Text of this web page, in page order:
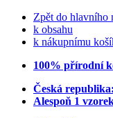
Zpět do hlavního
k obsahu
k nákupnímu
100% přírodní
Česká
Alespoň 1